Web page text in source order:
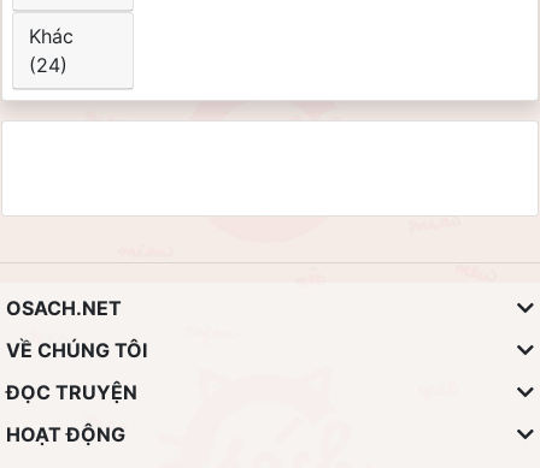
Khác
(24)
OSACH.NET
VỀ CHÚNG TÔI
ĐỌC TRUYỆN
HOẠT ĐỘNG